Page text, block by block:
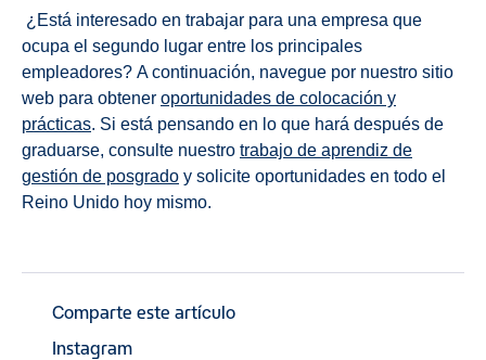
¿Está interesado en trabajar para una empresa que
ocupa el segundo lugar entre los principales
empleadores? A continuación, navegue por nuestro sitio
web para obtener oportunidades de colocación y
prácticas. Si está pensando en lo que hará después de
graduarse, consulte nuestro trabajo de aprendiz de
gestión de posgrado y solicite oportunidades en todo el
Reino Unido hoy mismo.
Comparte este artículo
Instagram